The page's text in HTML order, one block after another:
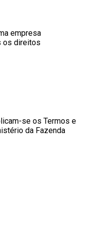
empresa
os direitos
se os Termos e
da Fazenda